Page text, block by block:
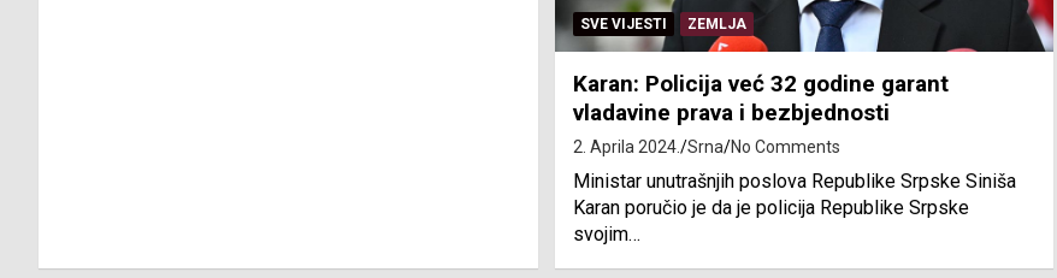
SVE VIJESTI ZEMLJA
Karan: Policija već 32 godine garant
vladavine prava i bezbjednosti
2. Aprila 2024. Srna No Comments
Ministar unutrašnjih poslova Republike Srpske Siniša
Karan poručio je da je policija Republike Srpske
svojim…